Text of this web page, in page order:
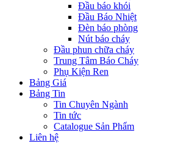
Đầu báo khói
Đầu Báo Nhiệt
Đèn báo phòng
Nút báo cháy
Đầu phun chữa cháy
Trung Tâm Báo Cháy
Phụ Kiện Ren
Bảng Giá
Bảng Tin
Tin Chuyên Ngành
Tin tức
Catalogue Sản Phẩm
Liên hệ